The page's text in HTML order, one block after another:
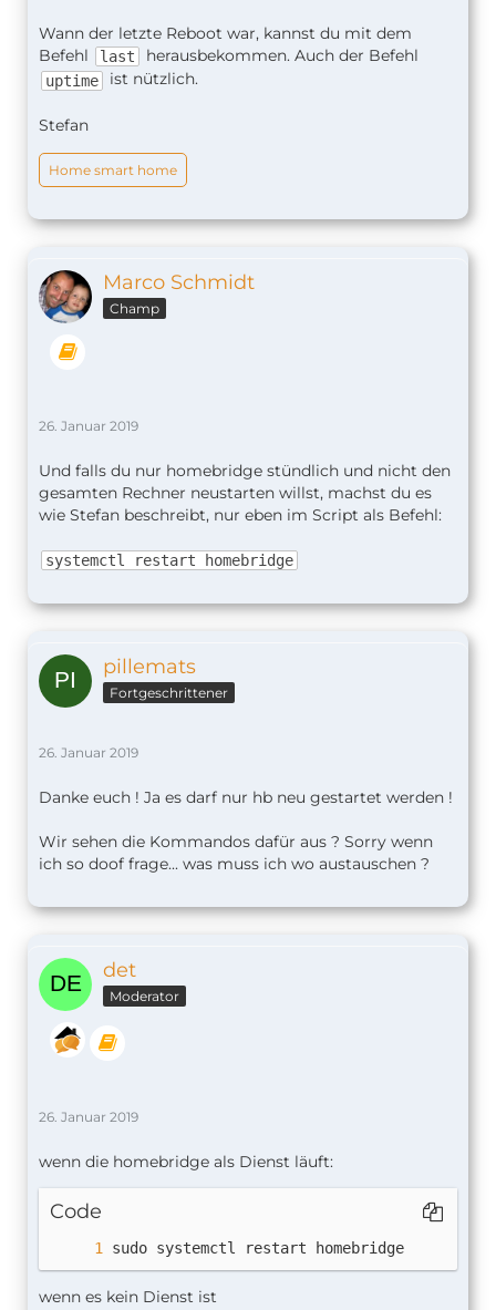
Wann der letzte Reboot war, kannst du mit dem
Befehl
last herausbekommen. Auch der Befehl
uptime ist nützlich.
Stefan
Home smart home
Marco Schmidt
Champ
26. Januar 2019
Und falls du nur homebridge stündlich und nicht den
gesamten Rechner neustarten willst, machst du es
wie Stefan beschreibt, nur eben im Script als Befehl:
systemctl restart homebridge
pillemats
Fortgeschrittener
26. Januar 2019
Danke euch ! Ja es darf nur hb neu gestartet werden !
Wir sehen die Kommandos dafür aus ? Sorry wenn
ich so doof frage... was muss ich wo austauschen ?
det
Moderator
26. Januar 2019
wenn die homebridge als Dienst läuft:
Code
sudo systemctl restart homebridge
wenn es kein Dienst ist